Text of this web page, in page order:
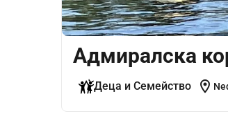
Адмиралска
Деца и Семейство location_on